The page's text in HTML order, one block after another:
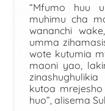
“Mfumo huu
muhimu cha
wananchi
umma
wote kutumia
maoni yao,
kutoa
huo”, alisema